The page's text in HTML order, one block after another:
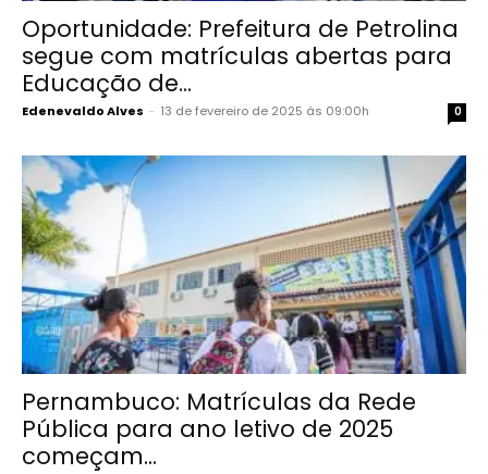
Oportunidade: Prefeitura de Petrolina
segue com matrículas abertas para
Educação de...
Edenevaldo Alves - 13 de fevereiro de 2025 às 09:00h 0
Pernambuco: Matrículas da Rede
Pública para ano letivo de 2025
começam...